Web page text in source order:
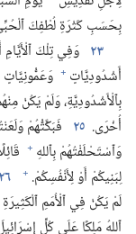
بِحَسَبِ كَثْرَةِ لُطْفِكَ
٢٣ وَفِي تِلْكَ
أَشْدُودِيَّاتٍ + وَعَمُّونِيَّاتٍ
بِٱلْأَشْدُودِيَّةِ،‏ وَلَمْ يَكُنْ
أُخْرَى.‏ ٢٥ فَبَكَّتُّهُمْ
وَٱسْتَحْلَفْتُهُمْ بِٱللهِ +
لِبَنِيكُمْ أَوْ لِأَنْفُسِكُمْ.‏ + ٢٦
لَمْ يَكُنْ فِي ٱلْأُمَمِ
ٱللهُ مَلِكًا عَلَى كُلِّ